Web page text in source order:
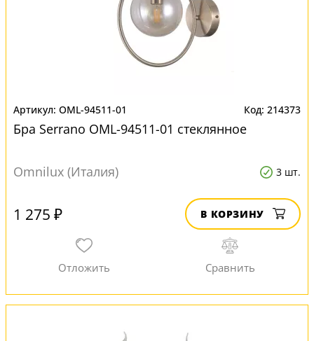
OML-94511-01 214373
Бра Serrano OML-94511-01 стеклянное
Omnilux (Италия) 3 шт.
1 275 ₽ В КОРЗИНУ